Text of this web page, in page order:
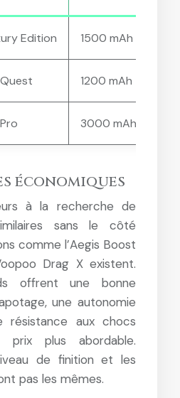
Edition 1500 mAh
1200 mAh
3000 mAh
économiques
à la recherche de
sans le côté
comme l’Aegis Boost
Drag X existent.
offrent une bonne
une autonomie
aux chocs
plus abordable.
de finition et les
pas les mêmes.